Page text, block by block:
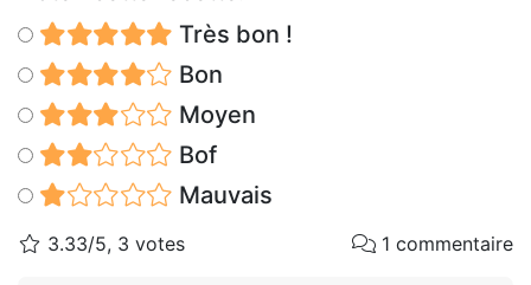
Très bon !
Bon
Moyen
Bof
Mauvais
3.33/5, 3 votes 1 commentaire